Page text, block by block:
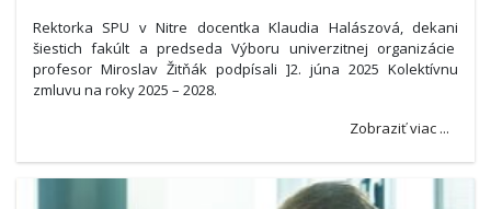
Rektorka SPU v Nitre docentka Klaudia Halászová, dekani
šiestich fakúlt a predseda Výboru univerzitnej organizácie
profesor Miroslav Žitňák podpísali ]2. júna 2025 Kolektívnu
zmluvu na roky 2025 – 2028.
Zobraziť viac ...